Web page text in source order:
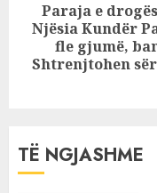
Next
post:
Paraja e
Njësia Kundër
fle gjumë,
Shtrenjtohen
TË NGJASHME